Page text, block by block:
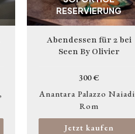
RESERVIERUNG
Abendessen für 2 bei
Seen By Olivier
300 €
Anantara Palazzo Naiadi
Rom
Jetzt kaufen